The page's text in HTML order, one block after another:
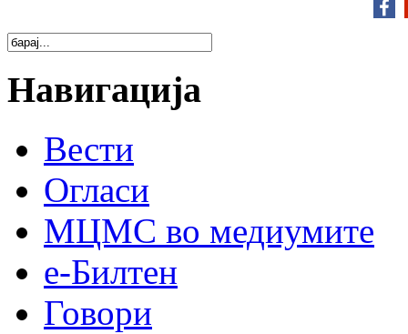
Навигација
Вести
Огласи
МЦМС во медиумите
е-Билтен
Говори